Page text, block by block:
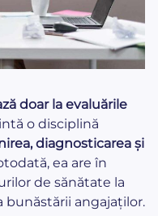
doar la evaluările
o disciplină
diagnosticarea și
ea are în
de sănătate la
bunăstării angajaților.